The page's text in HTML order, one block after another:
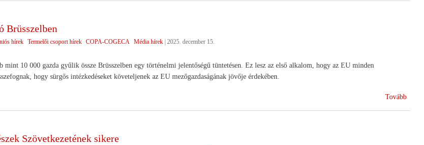
Brüsszelben
hírek Termelői csoport hírek COPA-COGECA Média hírek | 2025. december 15.
mint 10 000 gazda gyűlik össze Brüsszelben egy történelmi jelentőségű tüntetésen. Ez lesz az első alkalom, hogy az EU minden
hogy sürgős intézkedéseket követeljenek az EU mezőgazdaságának jövője érdekében.
Tovább
Szövetkezetének sikere